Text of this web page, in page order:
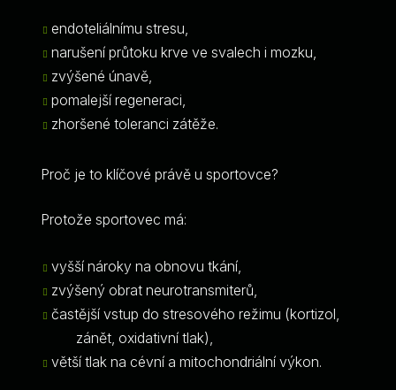
endoteliálnímu stresu,
narušení průtoku krve ve svalech i mozku,
zvýšené únavě,
pomalejší regeneraci,
zhoršené toleranci zátěže.
Proč je to klíčové právě u sportovce?
Protože sportovec má:
vyšší nároky na obnovu tkání,
zvýšený obrat neurotransmiterů,
častější vstup do stresového režimu (kortizol,
zánět, oxidativní tlak),
větší tlak na cévní a mitochondriální výkon.